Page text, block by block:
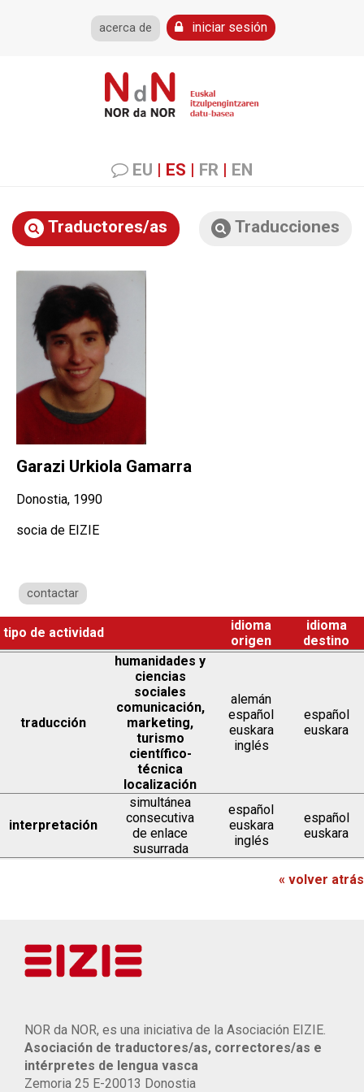
acerca de iniciar sesión
EU | ES | FR | EN
Traductores/as Traducciones
Garazi Urkiola Gamarra
Donostia, 1990
socia de EIZIE
contactar
tipo de actividad
idioma
origen
idioma
destino
traducción
humanidades y
ciencias
sociales
comunicación,
marketing,
turismo
científico-
técnica
localización
alemán
español
euskara
inglés
español
euskara
interpretación
simultánea
consecutiva
de enlace
susurrada
español
euskara
inglés
español
euskara
« volver atrás
NOR da NOR, es una iniciativa de la Asociación EIZIE.
Asociación de traductores/as, correctores/as e
intérpretes de lengua vasca
Zemoria 25 E-20013 Donostia